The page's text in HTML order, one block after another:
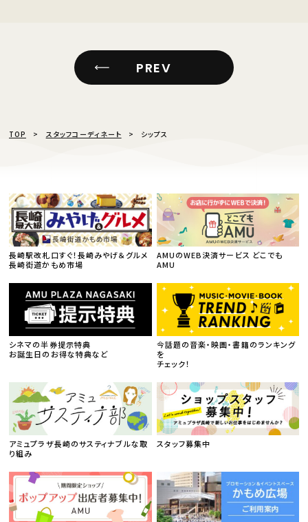
PREV
TOP スタッフコーディネート シップス
長崎駅改札口すぐ！長崎みやげ＆グルメ
長崎街道かもめ市場
AMUのWEB決済サービス どこでも
AMU
シネマの半券提示特典
お誕生日のお得な特典など
今話題の音楽・映画・書籍のランキング
を
チェック！
アミュプラザ長崎のサスティナブルな取
り組み
スタッフ募集中